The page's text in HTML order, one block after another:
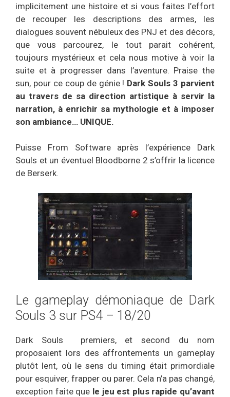
implicitement une histoire et si vous faites l’effort
de recouper les descriptions des armes, les
dialogues souvent nébuleux des PNJ et des décors,
que vous parcourez, le tout parait cohérent,
toujours mystérieux et cela nous motive à voir la
suite et à progresser dans l’aventure. Praise the
sun, pour ce coup de génie ! Dark Souls 3 parvient
au travers de sa direction artistique à servir la
narration, à enrichir sa mythologie et à imposer
son ambiance… UNIQUE.
Puisse From Software après l’expérience Dark
Souls et un éventuel Bloodborne 2 s’offrir la licence
de Berserk.
Le gameplay démoniaque de Dark
Souls 3 sur PS4 – 18/20
Dark Souls premiers, et second du nom
proposaient lors des affrontements un gameplay
plutôt lent, où le sens du timing était primordiale
pour esquiver, frapper ou parer. Cela n’a pas changé,
exception faite que le jeu est plus rapide qu’avant